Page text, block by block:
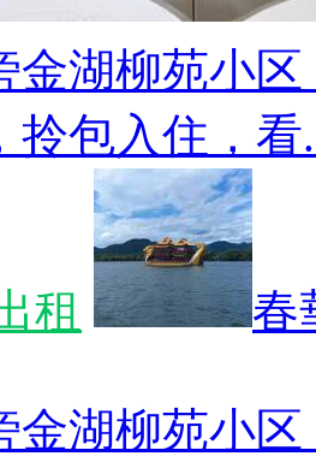
金湖柳苑小
拎包入住，看
租 春
金湖柳苑小